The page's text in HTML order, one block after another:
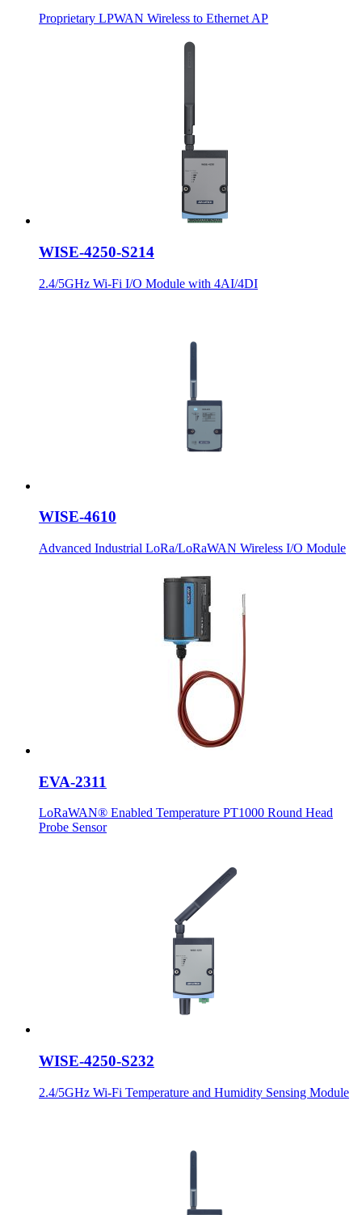
Proprietary LPWAN Wireless to Ethernet AP
WISE-4250-S214
2.4/5GHz Wi-Fi I/O Module with 4AI/4DI
WISE-4610
Advanced Industrial LoRa/LoRaWAN Wireless I/O Module
EVA-2311
LoRaWAN® Enabled Temperature PT1000 Round Head
Probe Sensor
WISE-4250-S232
2.4/5GHz Wi-Fi Temperature and Humidity Sensing Module